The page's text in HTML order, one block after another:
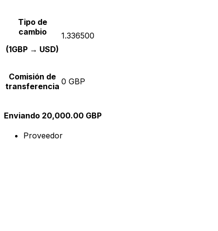
Tipo de
cambio
(1GBP → USD)
1.336500
Comisión de
transferencia 0 GBP
Enviando 20,000.00 GBP
Proveedor